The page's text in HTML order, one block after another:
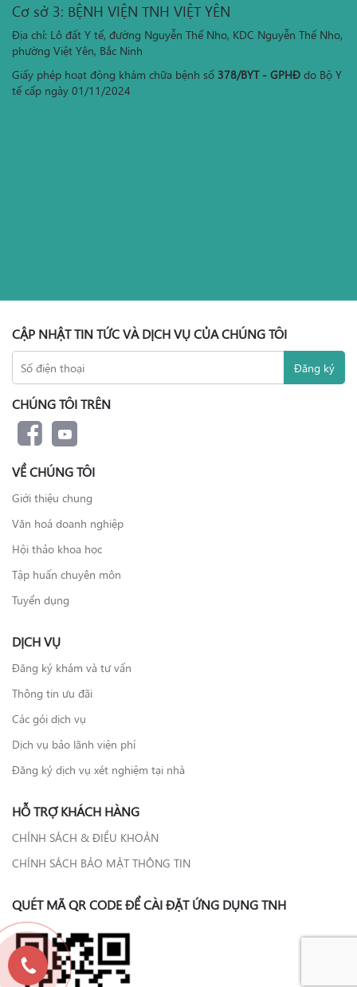
Cơ sở 3: BỆNH VIỆN TNH VIỆT YÊN
Địa chỉ: Lô đất Y tế, đường Nguyễn Thế Nho, KDC Nguyễn Thế Nho,
phường Việt Yên, Bắc Ninh
Giấy phép hoạt động khám chữa bệnh số 378/BYT - GPHĐ do Bộ Y
tế cấp ngày 01/11/2024
CẬP NHẬT TIN TỨC VÀ DỊCH VỤ CỦA CHÚNG TÔI
CHÚNG TÔI TRÊN
VỀ CHÚNG TÔI
Giới thiệu chung
Văn hoá doanh nghiệp
Hội thảo khoa học
Tập huấn chuyên môn
Tuyển dụng
DỊCH VỤ
Đăng ký khám và tư vấn
Thông tin ưu đãi
Các gói dịch vụ
Dịch vụ bảo lãnh viện phí
Đăng ký dịch vụ xét nghiệm tại nhà
HỖ TRỢ KHÁCH HÀNG
CHÍNH SÁCH & ĐIỀU KHOẢN
CHÍNH SÁCH BẢO MẬT THÔNG TIN
QUÉT MÃ QR CODE ĐỂ CÀI ĐẶT ỨNG DỤNG TNH